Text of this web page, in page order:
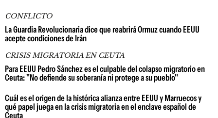
CONFLICTO
La Guardia Revolucionaria dice que reabrirá Ormuz cuando EEUU
acepte condiciones de Irán
CRISIS MIGRATORIA EN CEUTA
Para EEUU Pedro Sánchez es el culpable del colapso migratorio en
Ceuta: "No defiende su soberanía ni protege a su pueblo"
Cuál es el origen de la histórica alianza entre EEUU y Marruecos y
qué papel juega en la crisis migratoria en el enclave español de
Ceuta